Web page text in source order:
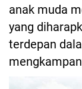
anak muda
yang
terdepan